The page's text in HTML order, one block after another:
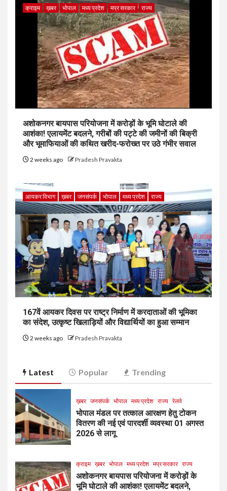
क्राइम ख़बर भोपाल मध्य प्रदेश मप्र सरकार राज्य
अशोकनगर बायपास परियोजना में करोड़ों के भूमि घोटाले की
आशंका! एलायमेंट बदलने, गरीबों की पट्टे की जमीनों की बिक्री
और भूमाफियाओं की कथित खरीद-फरोख्त पर उठे गंभीर सवाल
2 weeks ago Pradesh Pravakta
आयकर विभाग ख़बर जनसंपर्क भोपाल मध्य प्रदेश राज्य
167वें आयकर दिवस पर राष्ट्र निर्माण में करदाताओं की भूमिका
का संदेश, उत्कृष्ट खिलाड़ियों और विद्यार्थियों का हुआ सम्मान
2 weeks ago Pradesh Pravakta
Latest Popular Trending
ख़बर जनसंपर्क भोपाल मध्य प्रदेश राज्य रेलवे
भोपाल मंडल पर तत्काल आरक्षण हेतु टोकन
वितरण की नई एवं पारदर्शी व्यवस्था 01 अगस्त
2026 से लागू
क्राइम ख़बर भोपाल मध्य प्रदेश मप्र सरकार राज्य
अशोकनगर बायपास परियोजना में करोड़ों के
भूमि घोटाले की आशंका! एलायमेंट बदलने,